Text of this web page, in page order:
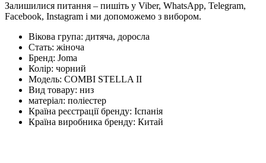
Залишилися питання – пишіть у Viber, WhatsApp, Telegram,
Facebook, Instagram і ми допоможемо з вибором.
Вікова група: дитяча, доросла
Стать: жіноча
Бренд: Joma
Колір: чорний
Модель: COMBI STELLA II
Вид товару: низ
матеріал: поліестер
Країна реєстрації бренду: Іспанія
Країна виробника бренду: Китай